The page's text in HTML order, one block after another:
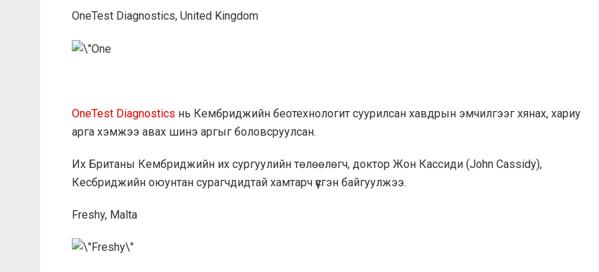
OneTest Diagnostics, United Kingdom
OneTest Diagnostics нь Кембриджийн беотехнологит суурилсан хавдрын эмчилгээг хянах, хариу
арга хэмжээ авах шинэ аргыг боловсруулсан.
Их Британы Кембриджийн их сургуулийн төлөөлөгч, доктор Жон Кассиди (John Cassidy),
Кесбриджийн оюунтан сурагчдидтай хамтарч үүсгэн байгуулжээ.
Freshy, Malta